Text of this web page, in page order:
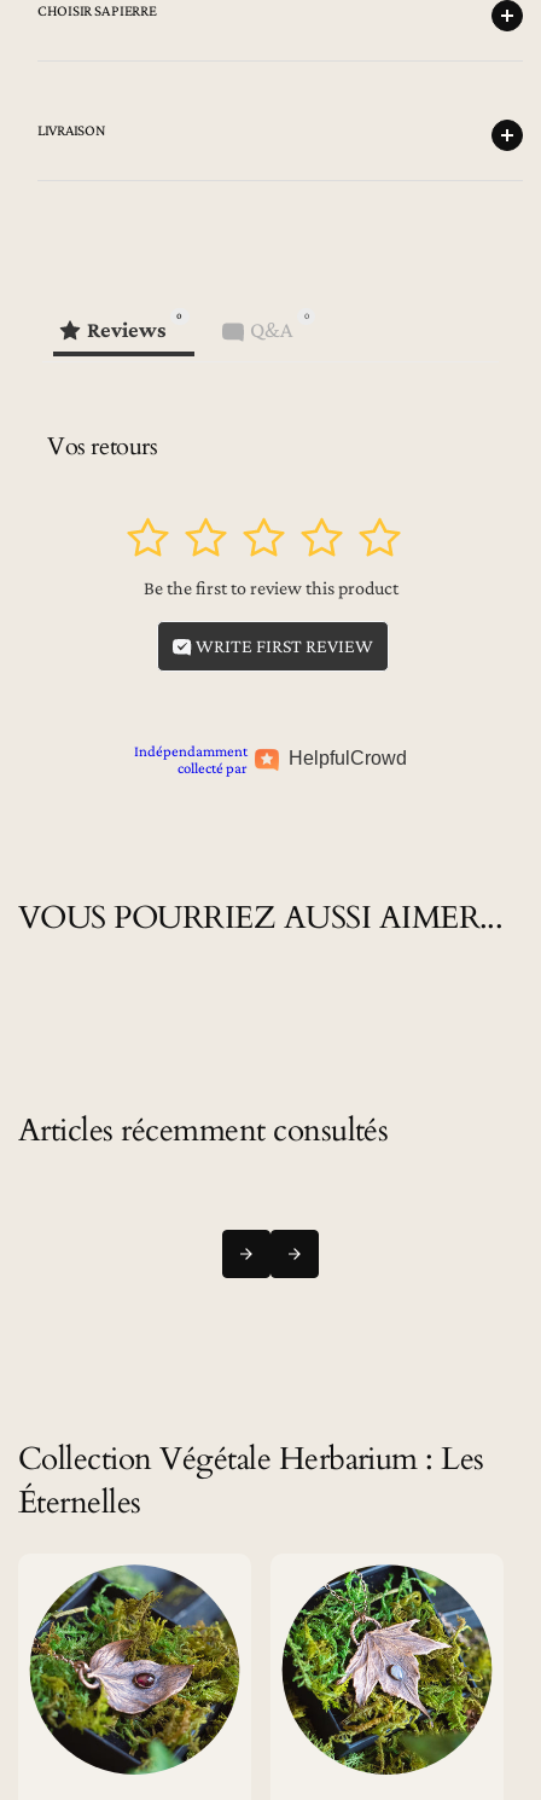
CHOISIR SA PIERRE
LIVRAISON
Reviews
0
Q&A
0
Vos retours
5
4
3
2
1
Be the first to review this product
WRITE FIRST REVIEW
Indépendamment
collecté par
HelpfulCrowd
VOUS POURRIEZ AUSSI AIMER...
Articles récemment consultés
Collection Végétale Herbarium : Les
Éternelles
Ajouter au panier Ajouter au panier